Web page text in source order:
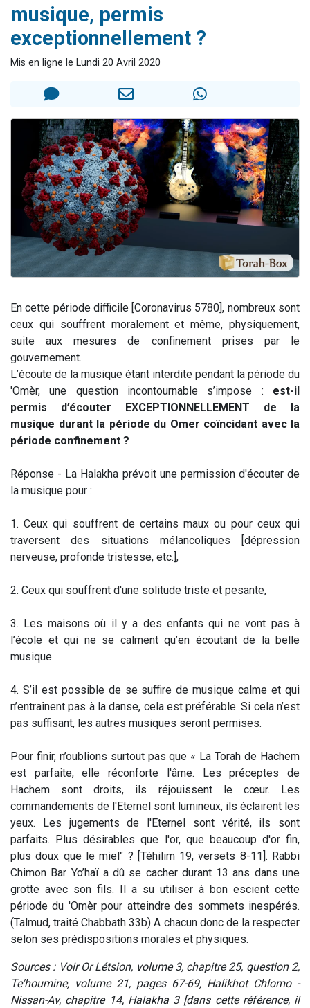
Eli vient de donner son Maasser
musique, permis
exceptionnellement ?
Mis en ligne le Lundi 20 Avril 2020
En cette période difficile [Coronavirus 5780], nombreux sont
ceux qui souffrent moralement et même, physiquement,
suite aux mesures de confinement prises par le
gouvernement.
L’écoute de la musique étant interdite pendant la période du
'Omèr, une question incontournable s’impose : est-il
permis d’écouter EXCEPTIONNELLEMENT de la
musique durant la période du Omer coïncidant avec la
période confinement ?
Réponse - La Halakha prévoit une permission d'écouter de
la musique pour :
1. Ceux qui souffrent de certains maux ou pour ceux qui
traversent des situations mélancoliques [dépression
nerveuse, profonde tristesse, etc.],
2. Ceux qui souffrent d'une solitude triste et pesante,
3. Les maisons où il y a des enfants qui ne vont pas à
l’école et qui ne se calment qu’en écoutant de la belle
musique.
4. S’il est possible de se suffire de musique calme et qui
n’entraînent pas à la danse, cela est préférable. Si cela n’est
pas suffisant, les autres musiques seront permises.
Pour finir, n’oublions surtout pas que « La Torah de Hachem
est parfaite, elle réconforte l'âme. Les préceptes de
Hachem sont droits, ils réjouissent le cœur. Les
commandements de l'Eternel sont lumineux, ils éclairent les
yeux. Les jugements de l'Eternel sont vérité, ils sont
parfaits. Plus désirables que l'or, que beaucoup d'or fin,
plus doux que le miel" ? [Téhilim 19, versets 8-11]. Rabbi
Chimon Bar Yo’haï a dû se cacher durant 13 ans dans une
grotte avec son fils. Il a su utiliser à bon escient cette
période du 'Omèr pour atteindre des sommets inespérés.
(Talmud, traité Chabbath 33b) A chacun donc de la respecter
selon ses prédispositions morales et physiques.
Sources : Voir Or Létsion, volume 3, chapitre 25, question 2,
Te'houmine, volume 21, pages 67-69, Halikhot Chlomo -
Nissan-Av, chapitre 14, Halakha 3 [dans cette référence, il